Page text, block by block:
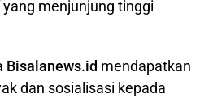
menjunjung tinggi
Bisalanews.id mendapatkan
dan sosialisasi kepada